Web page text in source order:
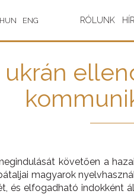
HUN ENG RÓLUNK
követően a
magyarok
és elfogadható indokként